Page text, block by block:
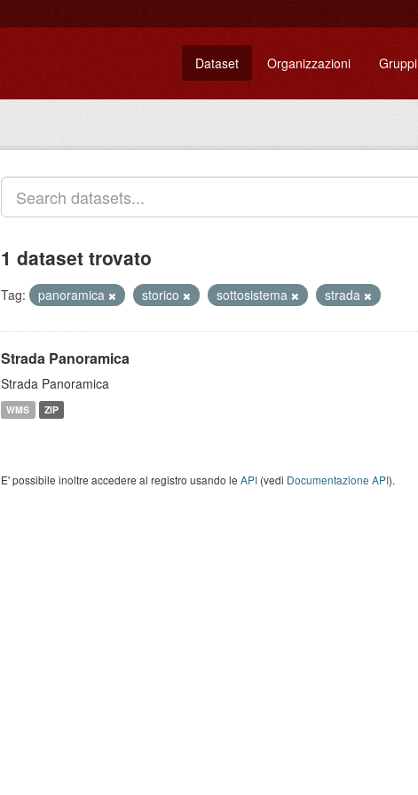
Dataset Organizzazioni Gruppi
1 dataset trovato
Tag: panoramica storico sottosistema strada
Strada Panoramica
Strada Panoramica
WMS ZIP
E' possibile inoltre accedere al registro usando le API (vedi Documentazione API).